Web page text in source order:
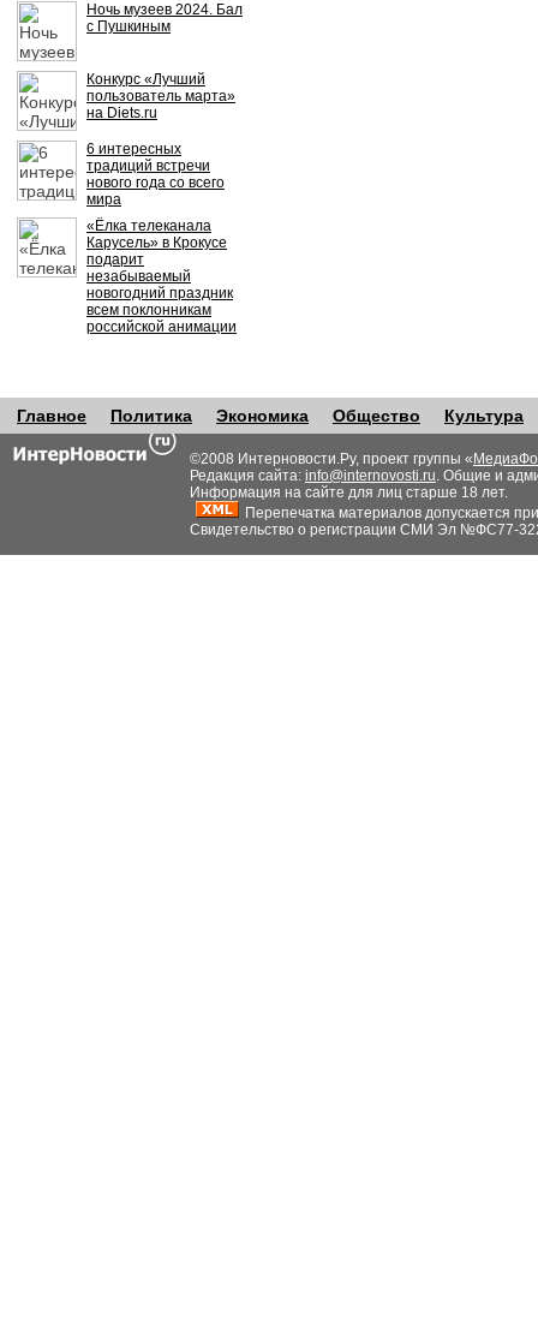
Ночь музеев 2024. Бал
с Пушкиным
Конкурс «Лучший
пользователь марта»
на Diets.ru
6 интересных
традиций встречи
нового года со всего
мира
«Ёлка телеканала
Карусель» в Крокусе
подарит
незабываемый
новогодний праздник
всем поклонникам
российской анимации
Главное Политика Экономика Общество Культура
©2008 Интерновости.Ру, проект группы «
Редакция сайта: info@internovosti.ru. Общие и
Информация на сайте для лиц старше 18 лет.
Перепечатка материалов допускается
Свидетельство о регистрации СМИ Эл №ФС77-